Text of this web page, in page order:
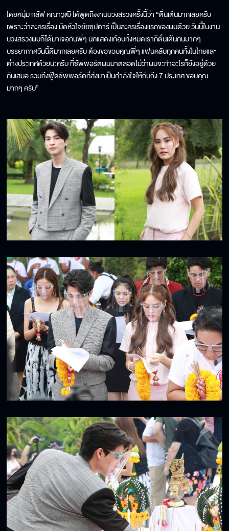
โดยหนุ่ม กลัฟ คณาวุฒิ ได้พูดถึงงานบวงสรวงครั้งนี้ว่า “ตื่นเต้นมากเลยครับ
เพราะว่าละครเรื่อง มัดหัวใจยัยซุปตาร์ เป็นละครเรื่องแรกของผมด้วย วันนี้ในงาน
บวงสรวงผมก็ได้มาเจอกันพี่ๆ นักแสดงเกือบทั้งหมดเราก็ตื่นเต้นกันมากๆ
บรรยากาศวันนี้ดีมากเลยครับ ต้องขอขอบคุณพี่ๆ แฟนคลับทุกคนทั้งในไทยและ
ต่างประเทศด้วยนะครับ ที่ซัพพอร์ตผมมาตลอดไม่ว่าผมจะทำอะไรก็ยังอยู่ด้วย
กันเสมอ รวมถึงฟู้ดซัพพอร์ตที่ส่งมาเป็นกำลังใจให้กันถึง 7 ประเทศ ขอบคุณ
มากๆ ครับ”